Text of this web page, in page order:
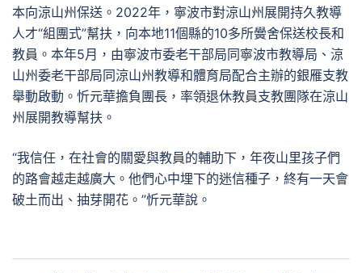
本向涼山州保送。2022年，寧波市對涼山州展開持久教導
人才“組團式”幫扶，向本地11個縣的10多所黌舍保送校長和
教員。本年5月，由寧波市委老干部局同寧波市教導局、涼
山州委老干部局同涼山州教導和體育局配合主辦的銀雁支教
舉動啟動。忻元華擔負團長，率領退休教員支教團隊在涼山
州展開教導幫扶。
“我信任，在社會的關愛與教員的輔助下，年夜山里孩子們
的路會越走越廣大。他們心中埋下的迷信種子，終有一天會
破土而出、抽芽開花。”忻元華說。